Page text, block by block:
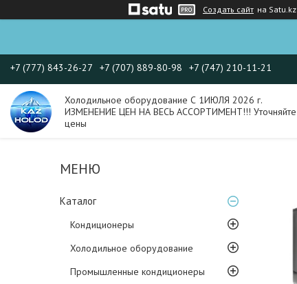
Создать сайт на Satu.kz
+7 (777) 843-26-27 +7 (707) 889-80-98 +7 (747) 210-11-21
Холодильное оборудование С 1ИЮЛЯ 2026 г.
ИЗМЕНЕНИЕ ЦЕН НА ВЕСЬ АССОРТИМЕНТ!!! Уточняйте
цены
Каталог
Кондиционеры
Холодильное оборудование
Промышленные кондиционеры